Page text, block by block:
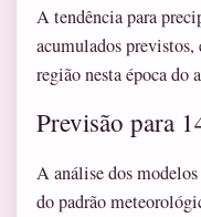
A tendência para
acumulados
região nesta época do
Previsão para
A análise dos
do padrão